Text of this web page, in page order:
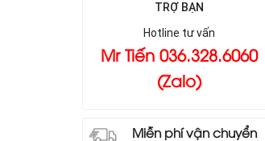
TRỢ BẠN
Hotline tư vấn
Mr Tiến 036.328.6060
(Zalo)
Miễn phí vận chuyển